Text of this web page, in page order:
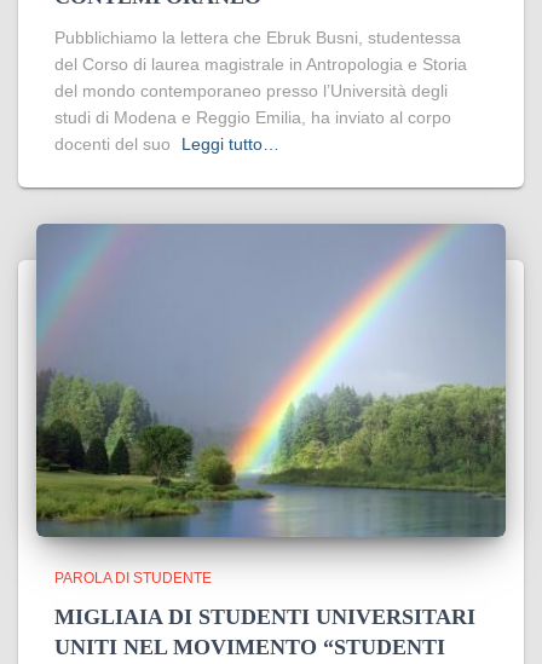
Pubblichiamo la lettera che Ebruk Busni, studentessa
del Corso di laurea magistrale in Antropologia e Storia
del mondo contemporaneo presso l’Università degli
studi di Modena e Reggio Emilia, ha inviato al corpo
docenti del suo
Leggi tutto…
PAROLA DI STUDENTE
MIGLIAIA DI STUDENTI UNIVERSITARI
UNITI NEL MOVIMENTO “STUDENTI